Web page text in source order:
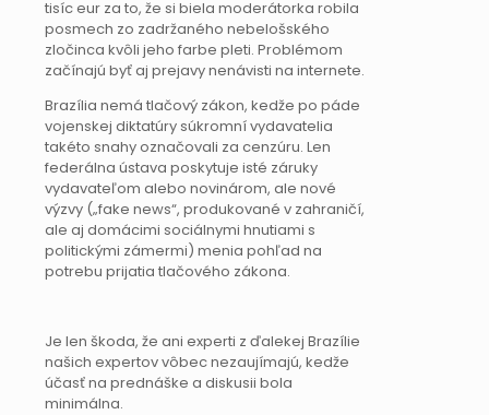
tisíc eur za to, že si biela moderátorka robila
posmech zo zadržaného nebelošského
zločinca kvôli jeho farbe pleti. Problémom
začínajú byť aj prejavy nenávisti na internete.
Brazília nemá tlačový zákon, kedže po páde
vojenskej diktatúry súkromní vydavatelia
takéto snahy označovali za cenzúru. Len
federálna ústava poskytuje isté záruky
vydavateľom alebo novinárom, ale nové
výzvy („fake news“, produkované v zahraničí,
ale aj domácimi sociálnymi hnutiami s
politickými zámermi) menia pohľad na
potrebu prijatia tlačového zákona.
Je len škoda, že ani experti z ďalekej Brazílie
našich expertov vôbec nezaujímajú, kedže
účasť na prednáške a diskusii bola
minimálna.